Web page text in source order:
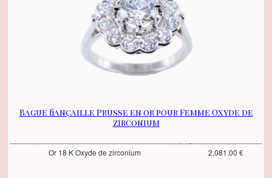
Bague fiançaille Prusse en or pour Femme Oxyde de
zirconium
Or 18 K Oxyde de zirconium 2,081.00 €